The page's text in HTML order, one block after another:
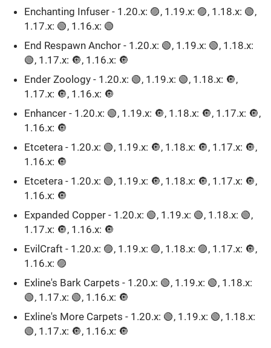
Enchanting Infuser - 1.20.x: 🟣, 1.19.x: 🟣, 1.18.x: 🟢,
1.17.x: 🟢, 1.16.x: 🟢
End Respawn Anchor - 1.20.x: 🟢, 1.19.x: 🟢, 1.18.x:
🟢, 1.17.x: 🔘, 1.16.x: 🔘
Ender Zoology - 1.20.x: 🟢, 1.19.x: 🟢, 1.18.x: 🔘,
1.17.x: 🔘, 1.16.x: 🔘
Enhancer - 1.20.x: 🟢, 1.19.x: 🔘, 1.18.x: 🔘, 1.17.x: 🔘,
1.16.x: 🔘
Etcetera - 1.20.x: 🟢, 1.19.x: 🔘, 1.18.x: 🔘, 1.17.x: 🔘,
1.16.x: 🔘
Etcetera - 1.20.x: 🟢, 1.19.x: 🔘, 1.18.x: 🔘, 1.17.x: 🔘,
1.16.x: 🔘
Expanded Сopper - 1.20.x: 🟢, 1.19.x: 🟢, 1.18.x: 🟢,
1.17.x: 🔘, 1.16.x: 🔘
EvilCraft - 1.20.x: 🟣, 1.19.x: 🟣, 1.18.x: 🟣, 1.17.x: 🔘,
1.16.x: 🟣
Exline's Bark Carpets - 1.20.x: 🟢, 1.19.x: 🟢, 1.18.x:
🟢, 1.17.x: 🟢, 1.16.x: 🔘
Exline's More Carpets - 1.20.x: 🟢, 1.19.x: 🟢, 1.18.x:
🟢, 1.17.x: 🔘, 1.16.x: 🔘